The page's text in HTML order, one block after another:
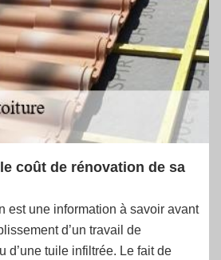
coût de rénovation de sa
est une information à savoir avant
d’un travail de
d’une tuile infiltrée. Le fait de